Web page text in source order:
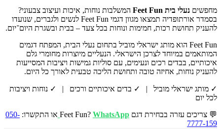
מחפשים נעלי בית Feet Fun
המשלבות נוחות, איכות ועיצוב צבעוני?
בסמדר אורתופדיה תמצאו מגוון דגמי Feet Fun לנשים ולגברים, שנועדו
להעניק תחושת רכות, חמימות ונוחות בכל צעד – בבית ובשגרת היום־יום.
Feet Fun הוא מותג ישראלי מוביל בתחום נעלי הבית, המפתח דגמים
המותאמים במיוחד לצרכן הישראלי. הנעליים מיוצרות מחומרי גלם
איכותיים, בבדים רכים ונעימים, עם סוליות גמישות ויציבות המסייעות
להעניק נוחות, אחיזה טובה ותחושת הליכה טבעית לאורך כל היום.
✓ מותג ישראלי מוביל | ✓ בדים איכותיים ורכים | ✓ נוחות ויציבות
לכל יום
💬 צריכים עזרה בבחירת דגם Feet Fun? WhatsApp או התקשרו: 050-
7777-159